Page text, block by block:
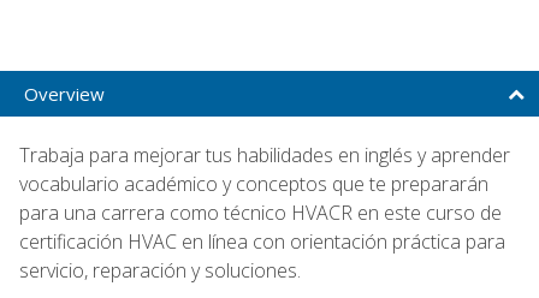
Overview
Trabaja para mejorar tus habilidades en inglés y aprender
vocabulario académico y conceptos que te prepararán
para una carrera como técnico HVACR en este curso de
certificación HVAC en línea con orientación práctica para
servicio, reparación y soluciones.